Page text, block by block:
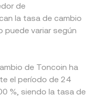
de
la tasa de cambio
puede variar según
de Toncoin ha
el período de 24
%, siendo la tasa de